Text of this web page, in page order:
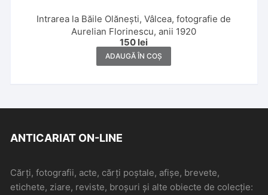
Intrarea la Băile Olănești, Vâlcea, fotografie de
Aurelian Florinescu, anii 1920
150 lei
ADAUGĂ ÎN COȘ
ANTICARIAT ON-LINE
Cărți, fotografii, acte, cărți poștale, afișe, brevete,
etichete, ziare, reviste, broșuri și alte obiecte de colecție: